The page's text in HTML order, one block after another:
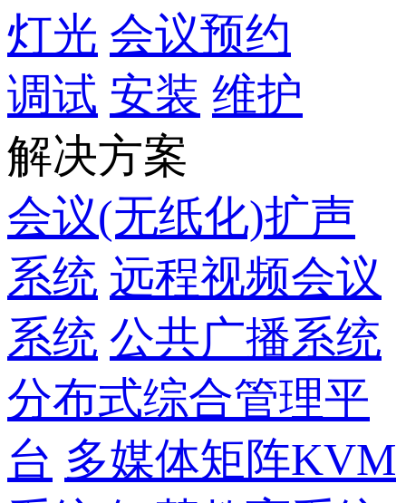
灯光 会议预约
调试 安装 维护
解决方案
会议(无纸化)扩声
系统 远程视频会议
系统 公共广播系统
分布式综合管理平
台 多媒体矩阵KVM